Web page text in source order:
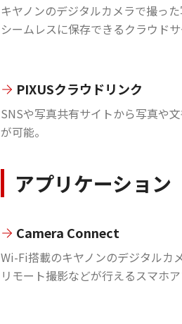
キヤノンのデジタルカメラで撮っ
シームレスに保存できるクラウドサ
PIXUSクラウドリンク
SNSや写真共有サイトから写真や
が可能。
アプリケーション
Camera Connect
Wi-Fi搭載のキヤノンのデジタルカ
リモート撮影などが行えるスマホア